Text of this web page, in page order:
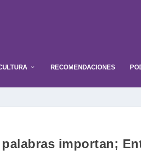
RECOMENDACIONES
importan;